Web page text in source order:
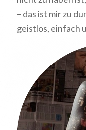
– das ist mir zu
geistlos, einfach